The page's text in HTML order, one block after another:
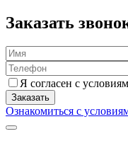
Заказать
Я согласен с
Ознакомиться с